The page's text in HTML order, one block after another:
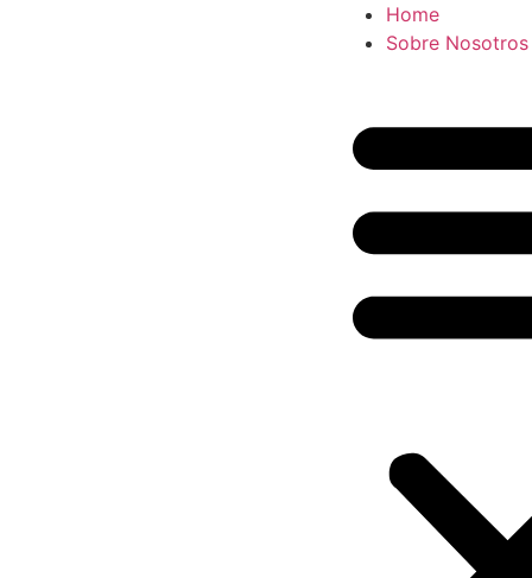
Home
Sobre Nosotros